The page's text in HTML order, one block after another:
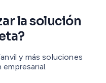
la solución
y más soluciones